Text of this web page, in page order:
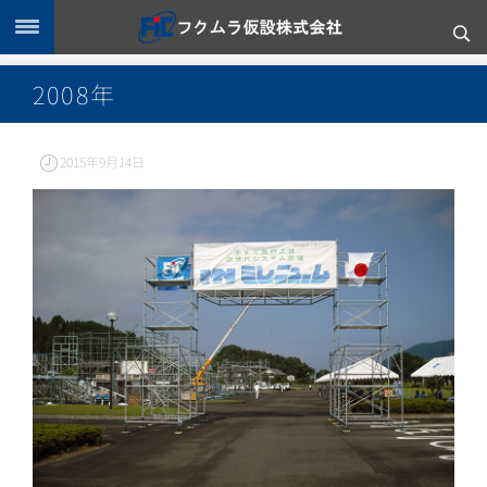
2008年
2015年9月14日